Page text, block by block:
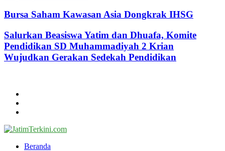
Bursa Saham Kawasan Asia Dongkrak IHSG
Salurkan Beasiswa Yatim dan Dhuafa, Komite
Pendidikan SD Muhammadiyah 2 Krian
Wujudkan Gerakan Sedekah Pendidikan
Beranda